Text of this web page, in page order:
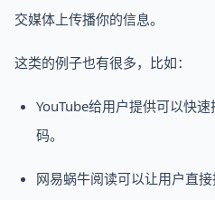
交媒体上传播你的信息。
这类的例子也有很多，比如：
YouTube给用户提供可以快
码。
网易蜗牛阅读可以让用户直接